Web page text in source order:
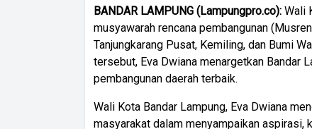
BANDAR LAMPUNG (Lampungpro.co): Wali
musyawarah rencana pembangunan
Tanjungkarang Pusat, Kemiling, dan Bumi
tersebut, Eva Dwiana menargetkan Bandar
pembangunan daerah terbaik.
Wali Kota Bandar Lampung, Eva Dwiana
masyarakat dalam menyampaikan aspirasi,